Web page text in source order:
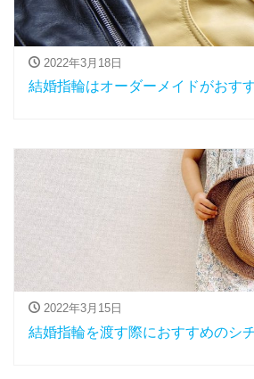
2022年3月18日
結婚指輪はオーダーメイドがおす
2022年3月15日
結婚指輪を渡す際におすすめのシ